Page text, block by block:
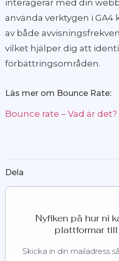
interagerar med din
använda verktygen i GA4
av både
vilket hjälper dig att
förbättringsområden.
Läs mer om Bounce Rate:
Bounce rate – Vad är det?
Dela
Nyfiken på hur ni
plattformar
Skicka in din mailadress